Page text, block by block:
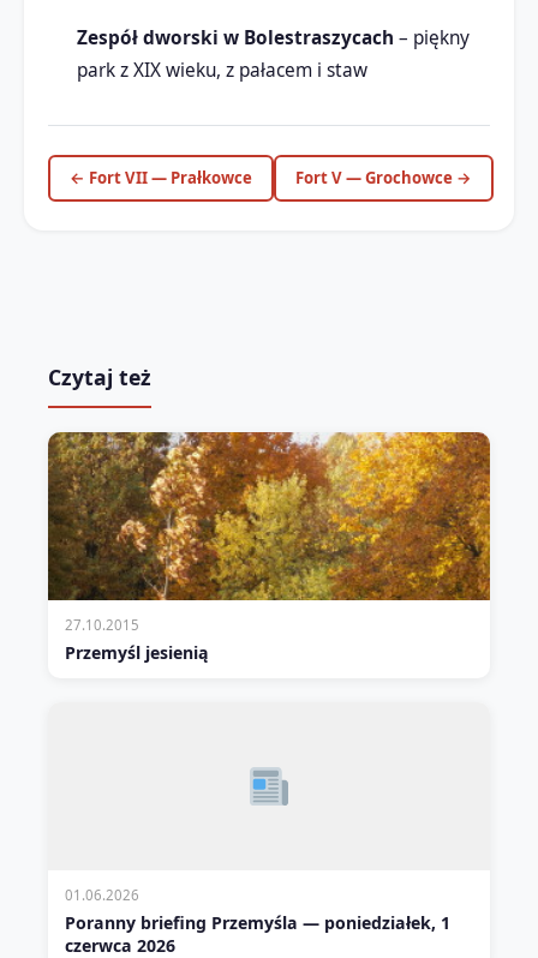
Zespół dworski w Bolestraszycach – piękny
park z XIX wieku, z pałacem i staw
← Fort VII — Prałkowce Fort V — Grochowce →
Czytaj też
27.10.2015
Przemyśl jesienią
01.06.2026
Poranny briefing Przemyśla — poniedziałek, 1
czerwca 2026